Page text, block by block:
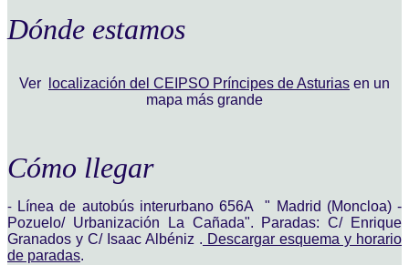
Dónde estamos
Ver localización del CEIPSO Príncipes de Asturias en un
mapa más grande
Cómo llegar
- Línea de autobús interurbano 656A " Madrid (Moncloa) -
Pozuelo/ Urbanización La Cañada". Paradas: C/ Enrique
Granados y C/ Isaac Albéniz . Descargar esquema y horario
de paradas.